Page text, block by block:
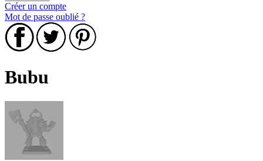
Créer un compte
Mot de passe oublié ?
Bubu